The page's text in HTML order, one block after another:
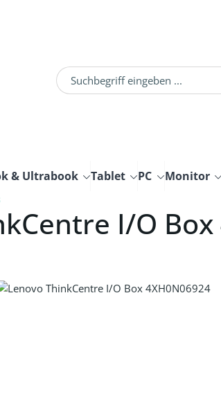
& Ultrabook Tablet PC Monitor
I/O